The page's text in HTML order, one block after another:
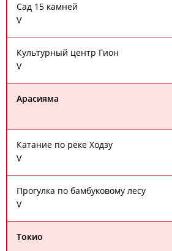
Сад 15 камней
V
Культурный центр Гион
V
Арасияма
Катание по реке Ходзу
V
Прогулка по бамбуковому лесу
V
Токио